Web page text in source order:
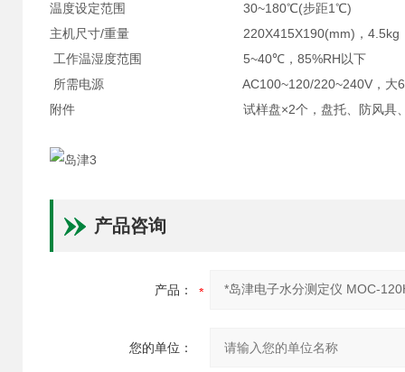
温度设定范围
30~180℃(步距1℃)
主机尺寸/重量
220X415X190(mm)，4.5kg
工作温湿度范围
5~40℃，85%RH以下
所需电源
AC100~120/220~240V，大
附件
试样盘×2个，盘托、防风
产品咨询
产品：
您的单位：